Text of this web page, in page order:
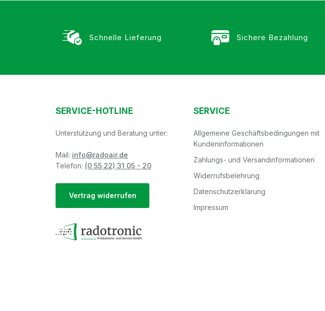
Schnelle Lieferung Sichere Bezahlung
SERVICE-HOTLINE
Unterstützung und Beratung unter:
Mail: info@radoair.de
Telefon: (0 55 22) 31 05 - 20
Vertrag widerrufen
SERVICE
Allgemeine Geschäftsbedingungen mit
Kundeninformationen
Zahlungs- und Versandinformationen
Widerrufsbelehrung
Datenschutzerklärung
Impressum